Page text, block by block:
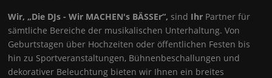
Wir, „Die DJs - Wir MACHEN's BÄSSEr“, sind Ihr Partner für
sämtliche Bereiche der musikalischen Unterhaltung. Von
Geburtstagen über Hochzeiten oder öffentlichen Festen bis
hin zu Sportveranstaltungen, Bühnenbeschallungen und
dekorativer Beleuchtung bieten wir Ihnen ein breites